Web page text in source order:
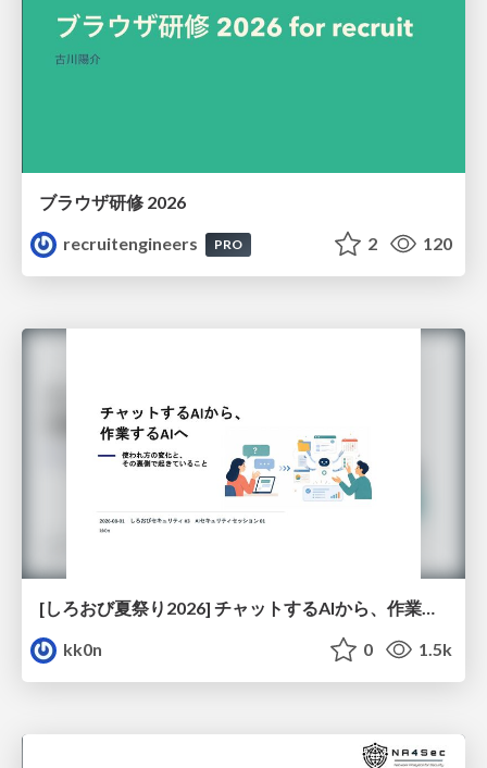
ブラウザ研修 2026
recruitengineers
PRO 2 120
kk0n
0 1.5k